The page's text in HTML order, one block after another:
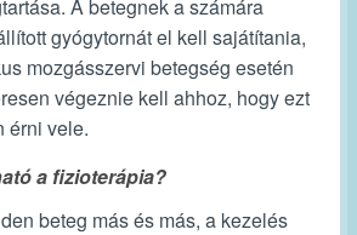
A betegnek a számára
gyógytornát el kell sajátítania,
mozgásszervi betegség esetén
végeznie kell ahhoz, hogy ezt
érni vele.
a fizioterápia?
beteg más és más, a kezelés